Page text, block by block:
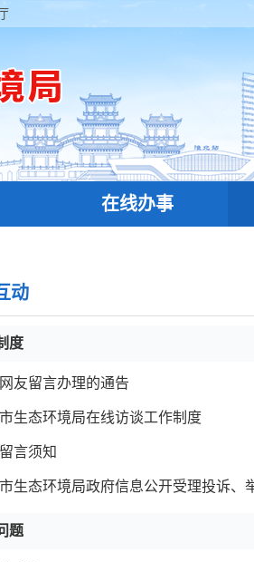
在线办事
动
度
友留言办理的通告
生态环境局在线访谈工作制度
言须知
生态环境局政府信息公开受理投诉、
题